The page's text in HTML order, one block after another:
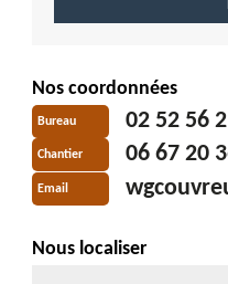
Nos coordonnées
Bureau 02 52 56
Chantier 06 67 20
Email
Nous localiser